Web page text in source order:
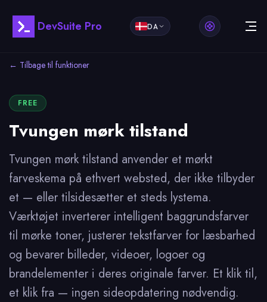
DevSuite Pro DA
← Tilbage til funktioner
FREE
Tvungen mørk tilstand
Tvungen mørk tilstand anvender et mørkt
farveskema på ethvert websted, der ikke tilbyder
et — eller tilsidesætter et steds lystema.
Værktøjet inverterer intelligent baggrundsfarver
til mørke toner, justerer tekstfarver for læsbarhed
og bevarer billeder, videoer, logoer og
brandelementer i deres originale farver. Et klik til,
et klik fra — ingen sideopdatering nødvendig.